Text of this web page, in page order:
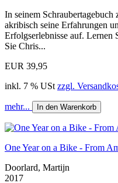
In seinem
akribisch seine Erfahrungen
Erfolgserlebnisse auf. Lernen
Sie Chris...
EUR 39,95
inkl. 7 % USt zzgl.
mehr... In den Warenkorb
One Year on a Bike - From
Doorlard, Martijn
2017